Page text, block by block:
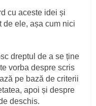
cu aceste idei și
de ele, așa cum nici
dreptul de a se ține
vorba despre scris
pe bază de criterii
apoi și despre
deschis.